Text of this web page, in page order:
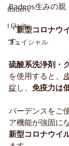
Badens
I Clarity
フェイシャル
Badens生みの親
「新型コロナウ
す。
硫酸系洗浄剤・
を使用すると、
綻 し、 免疫力は
バーデンスをご
ア機能が強固に
新型コロナウイ